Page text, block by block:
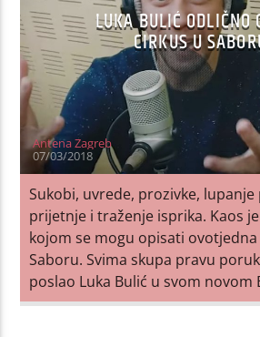
LUKA BULIĆ ODLIČNO
CIRKUS U
Antena Zagreb
07/03/2018
Sukobi, uvrede, prozivke, lupanje
prijetnje i traženje isprika. Kaos
kojom se mogu opisati
Saboru. Svima skupa pravu
poslao Luka Bulić u svom novom